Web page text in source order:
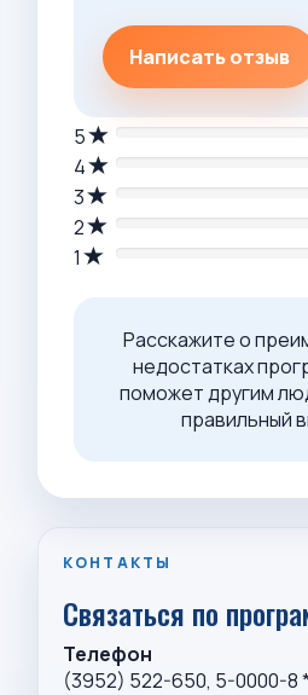
Написать отзыв
5
4
3
2
1
Расскажите о
недостатках
поможет другим
правильный
КОНТАКТЫ
Связаться по
Телефон
(3952) 522-650, 5-0000-8